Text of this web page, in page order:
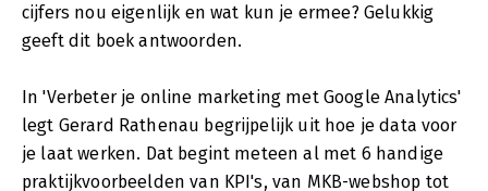
cijfers nou eigenlijk en wat kun je ermee? Gelukkig
geeft dit boek antwoorden.
In 'Verbeter je online marketing met Google Analytics'
legt Gerard Rathenau begrijpelijk uit hoe je data voor
je laat werken. Dat begint meteen al met 6 handige
praktijkvoorbeelden van KPI's, van MKB-webshop tot